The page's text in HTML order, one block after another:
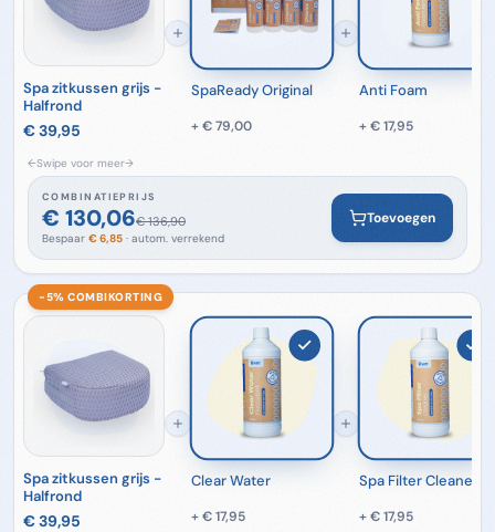
Spa zitkussen grijs -
Halfrond
€ 39,95
SpaReady Original
+€ 79,00
Anti Foam
+€ 17,95
←Swipe voor meer→
COMBINATIEPRIJS
€ 130,06€ 136,90
Bespaar € 6,85 · autom. verrekend
Toevoegen
−5% COMBI­KORTING
Spa zitkussen grijs -
Halfrond
€ 39,95
Clear Water
+€ 17,95
Spa Filter Cleaner
+€ 17,95